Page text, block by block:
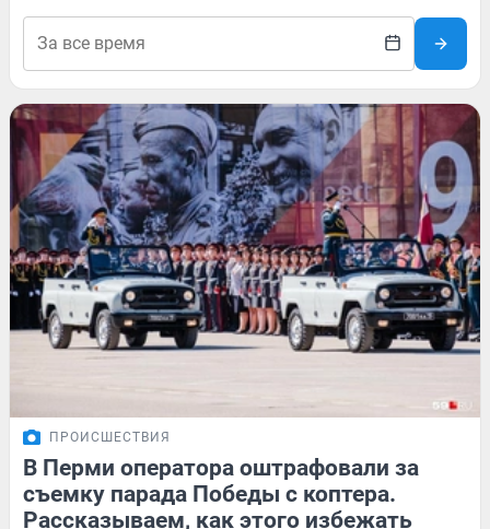
ПРОИСШЕСТВИЯ
В Перми оператора оштрафовали за
съемку парада Победы с коптера.
Рассказываем, как этого избежать